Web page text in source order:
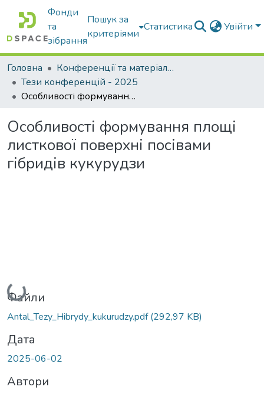
Фонди
та
зібрання
Пошук за
критеріями
Статистика Увійти
Головна
Конференції та матеріали конференцій
Тези конференцій - 2025
Особливості формування площі листкової поверхні посівами гібридів кукурудзи
Особливості формування площі
листкової поверхні посівами
гібридів кукурудзи
Вантажиться...
Файли
Antal_Tezy_Hibrydy_kukurudzy.pdf(292,97 KB)
Дата
2025-06-02
Автори